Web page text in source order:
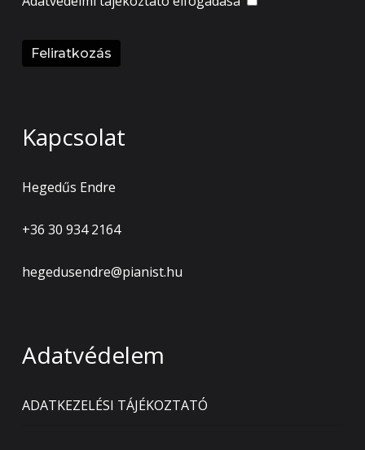
Kapcsolat
Hegedűs Endre
+36 30 934 2164
hegedusendre@pianist.hu
Adatvédelem
ADATKEZELÉSI TÁJÉKOZTATÓ